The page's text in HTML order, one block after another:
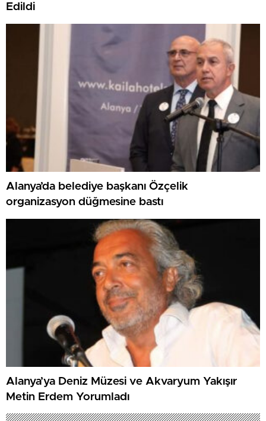
Edildi
Alanya’da belediye başkanı Özçelik
organizasyon düğmesine bastı
Alanya’ya Deniz Müzesi ve Akvaryum Yakışır
Metin Erdem Yorumladı